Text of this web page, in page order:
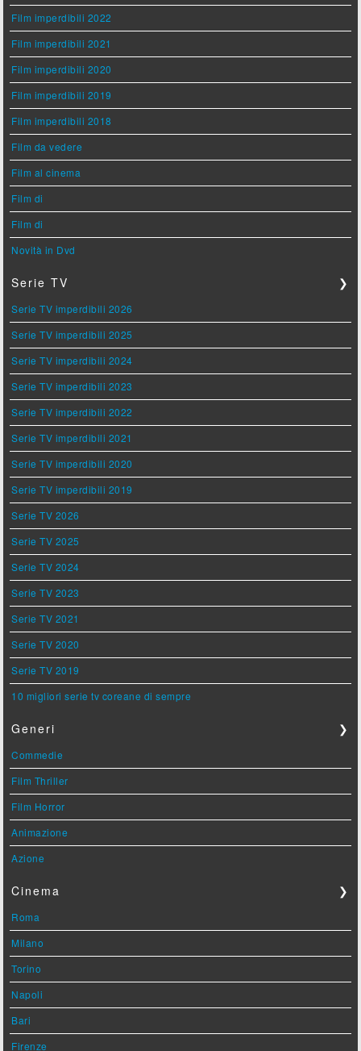
Film imperdibili 2022
Film imperdibili 2021
Film imperdibili 2020
Film imperdibili 2019
Film imperdibili 2018
Film da vedere
Film al cinema
Film di
Film di
Novità in Dvd
Serie TV ❯
Serie TV imperdibili 2026
Serie TV imperdibili 2025
Serie TV imperdibili 2024
Serie TV imperdibili 2023
Serie TV imperdibili 2022
Serie TV imperdibili 2021
Serie TV imperdibili 2020
Serie TV imperdibili 2019
Serie TV 2026
Serie TV 2025
Serie TV 2024
Serie TV 2023
Serie TV 2021
Serie TV 2020
Serie TV 2019
10 migliori serie tv coreane di sempre
Generi ❯
Commedie
Film Thriller
Film Horror
Animazione
Azione
Cinema ❯
Roma
Milano
Torino
Napoli
Bari
Firenze